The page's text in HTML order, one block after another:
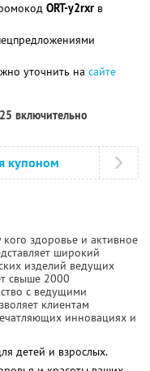
ORT-y2rxr в
уточнить на сайте
включительно
купоном
здоровье и активное
широкий
изделий ведущих
свыше 2000
с ведущими
клиентам
инновациях и
детей и взрослых.